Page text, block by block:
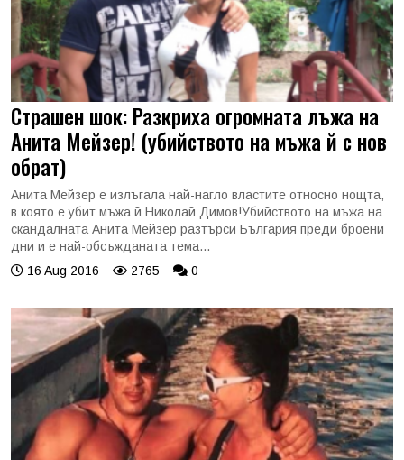
Страшен шок: Разкриха огромната лъжа на
Анита Мейзер! (убийството на мъжа й с нов
обрат)
Анита Мейзер е излъгала най-нагло властите относно нощта,
в която е убит мъжа й Николай Димов!Убийството на мъжа на
скандалната Анита Мейзер разтърси България преди броени
дни и е най-обсъжданата тема...
16 Aug 2016
2765 0